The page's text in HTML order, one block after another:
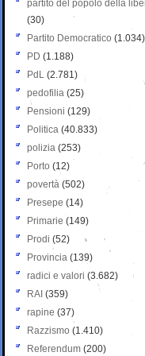
partito del popolo della
(30)
Partito Democratico (1.034)
PD (1.188)
PdL (2.781)
pedofilia (25)
Pensioni (129)
Politica (40.833)
polizia (253)
Porto (12)
povertà (502)
Presepe (14)
Primarie (149)
Prodi (52)
Provincia (139)
radici e valori (3.682)
RAI (359)
rapine (37)
Razzismo (1.410)
Referendum (200)